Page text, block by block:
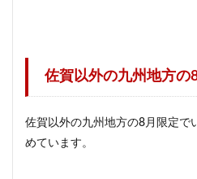
佐賀以外の九州地方の
佐賀以外の九州地方の8月限定で
めています。